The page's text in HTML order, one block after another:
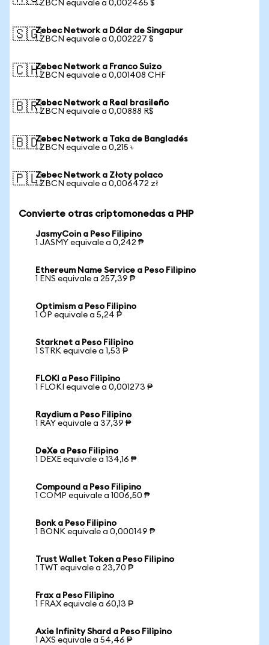
1 ZBCN equivale a 0,002465 $
🇸🇬Zebec Network a Dólar de Singapur
1 ZBCN equivale a 0,002227 $
🇨🇭Zebec Network a Franco Suizo
1 ZBCN equivale a 0,001408 CHF
🇧🇷Zebec Network a Real brasileño
1 ZBCN equivale a 0,00888 R$
🇧🇩Zebec Network a Taka de Bangladés
1 ZBCN equivale a 0,215 ৳
🇵🇱Zebec Network a Złoty polaco
1 ZBCN equivale a 0,006472 zł
Convierte otras criptomonedas a PHP
JasmyCoin a Peso Filipino
1 JASMY equivale a 0,242 ₱
Ethereum Name Service a Peso Filipino
1 ENS equivale a 257,39 ₱
Optimism a Peso Filipino
1 OP equivale a 5,24 ₱
Starknet a Peso Filipino
1 STRK equivale a 1,53 ₱
FLOKI a Peso Filipino
1 FLOKI equivale a 0,001273 ₱
Raydium a Peso Filipino
1 RAY equivale a 37,39 ₱
DeXe a Peso Filipino
1 DEXE equivale a 134,16 ₱
Compound a Peso Filipino
1 COMP equivale a 1006,50 ₱
Bonk a Peso Filipino
1 BONK equivale a 0,000149 ₱
Trust Wallet Token a Peso Filipino
1 TWT equivale a 23,70 ₱
Frax a Peso Filipino
1 FRAX equivale a 60,13 ₱
Axie Infinity Shard a Peso Filipino
1 AXS equivale a 54,46 ₱